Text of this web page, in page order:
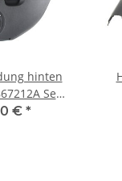
hinten
Seat
Türpappe
€ *